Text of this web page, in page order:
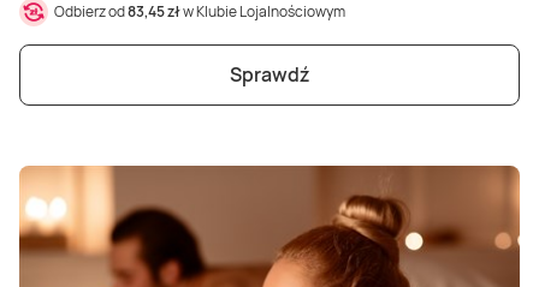
Odbierz od83,45 złw Klubie Lojalnościowym
Sprawdź